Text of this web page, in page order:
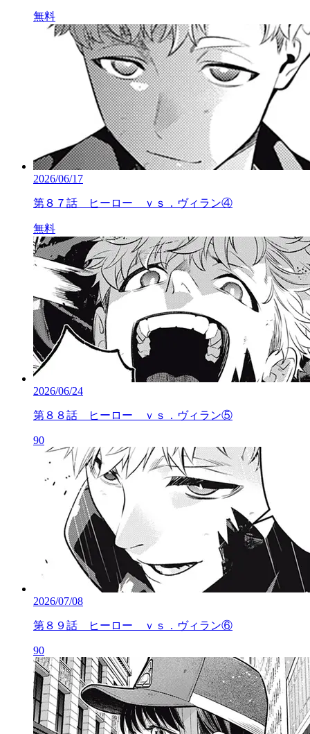
無料
2026/06/17
第８７話 ヒーロー ｖｓ．ヴィラン④
無料
2026/06/24
第８８話 ヒーロー ｖｓ．ヴィラン⑤
90
2026/07/08
第８９話 ヒーロー ｖｓ．ヴィラン⑥
90